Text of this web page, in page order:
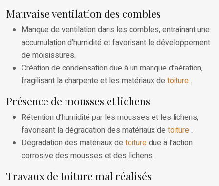
Mauvaise ventilation des combles
Manque de ventilation dans les combles, entraînant une
accumulation d’humidité et favorisant le développement
de moisissures.
Création de condensation due à un manque d’aération,
fragilisant la charpente et les matériaux de toiture.
Présence de mousses et lichens
Rétention d’humidité par les mousses et les lichens,
favorisant la dégradation des matériaux de toiture.
Dégradation des matériaux de toituredue à l’action
corrosive des mousses et des lichens.
Travaux de toiture mal réalisés